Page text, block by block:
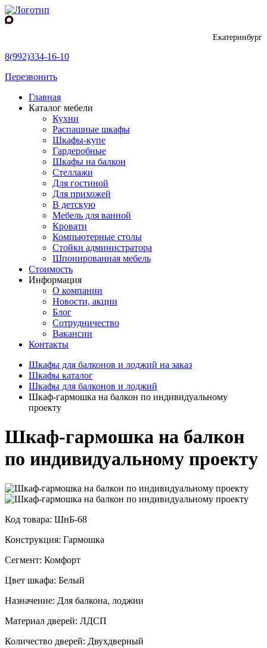
Екатеринбург
8(992)334-16-10
Перезвонить
Главная
Каталог мебели
Кухни
Распашные шкафы
Шкафы-купе
Гардеробные
Шкафы на балкон
Стеллажи
Для гостиной
Для прихожей
В детскую
Мебель для ванной
Кровати
Компьютерные столы
Стойки администратора
Шпонированная мебель
Стоимость
Информация
О компании
Новости, акции
Блог
Сотрудничество
Вакансии
Контакты
Шкафы для балконов и лоджий на заказ
Шкафы каталог
Шкафы для балконов и лоджий
Шкаф-гармошка на балкон по индивидуальному
проекту
Шкаф-гармошка на балкон
по индивидуальному проекту
Код товара: ШнБ-68
Конструкция: Гармошка
Сегмент: Комфорт
Цвет шкафа: Белый
Назначение: Для балкона, лоджии
Материал дверей: ЛДСП
Количество дверей: Двухдверный